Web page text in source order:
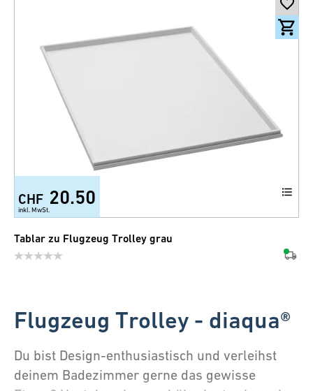
CHF 20.50
inkl. MwSt.
Tablar zu Flugzeug Trolley grau
Flugzeug Trolley - diaqua®
Du bist Design-enthusiastisch und verleihst
deinem Badezimmer gerne das gewisse